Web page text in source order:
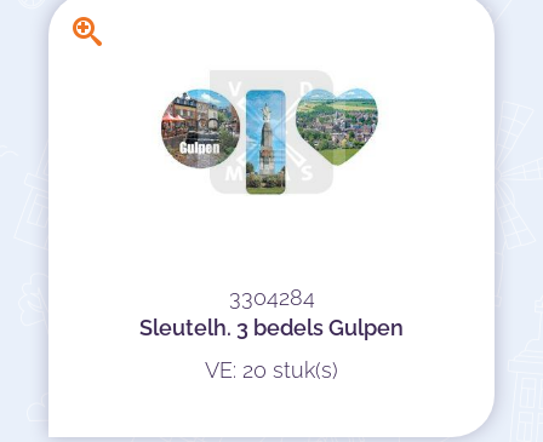
3304284
Sleutelh. 3 bedels Gulpen
VE: 20 stuk(s)